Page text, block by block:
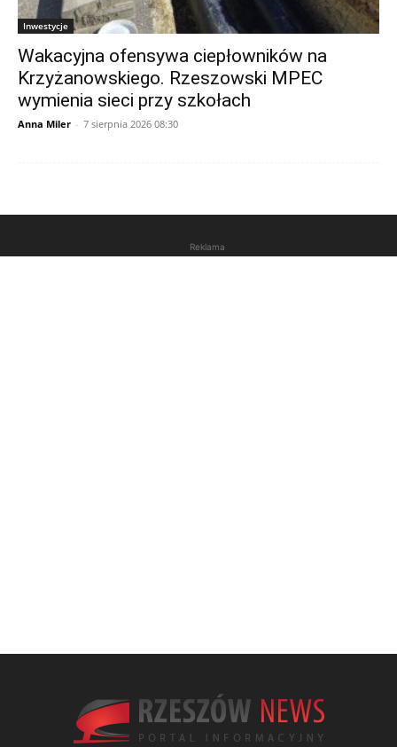
Inwestycje
Wakacyjna ofensywa ciepłowników na
Krzyżanowskiego. Rzeszowski MPEC
wymienia sieci przy szkołach
Anna Miler - 7 sierpnia 2026 08:30
Reklama